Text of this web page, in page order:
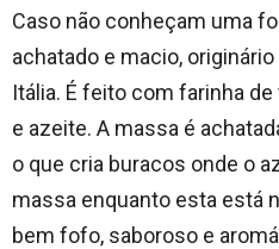
Caso não conheçam uma
achatado e macio, originário
Itália. É feito com farinha
e azeite. A massa é
o que cria buracos onde o
massa enquanto esta está
bem fofo, saboroso e